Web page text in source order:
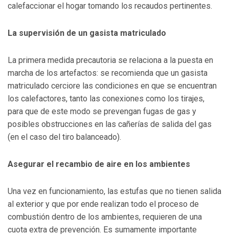
calefaccionar el hogar tomando los recaudos pertinentes.
La supervisión de un gasista matriculado
La primera medida precautoria se relaciona a la puesta en
marcha de los artefactos: se recomienda que un gasista
matriculado cerciore las condiciones en que se encuentran
los calefactores, tanto las conexiones como los tirajes,
para que de este modo se prevengan fugas de gas y
posibles obstrucciones en las cañerías de salida del gas
(en el caso del tiro balanceado).
Asegurar el recambio de aire en los ambientes
Una vez en funcionamiento, las estufas que no tienen salida
al exterior y que por ende realizan todo el proceso de
combustión dentro de los ambientes, requieren de una
cuota extra de prevención. Es sumamente importante